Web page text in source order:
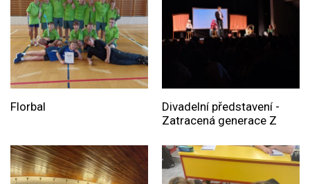
Florbal
Divadelní představení -
Zatracená generace Z